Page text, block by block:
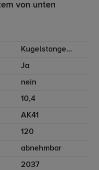
von unten
Kugelstange von unten gesteckt
Ja
nein
10,4
AK41
120
abnehmbar
2037